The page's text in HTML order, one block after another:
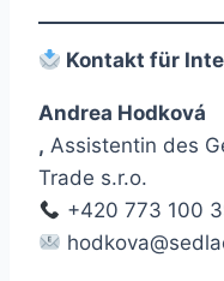
Kontakt für
Andrea Hodková
, Assistentin des
Trade s.r.o.
+420 773 100